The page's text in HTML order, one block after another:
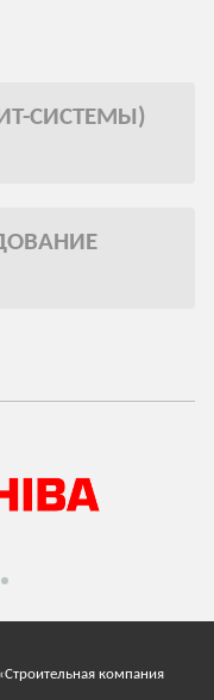
СИСТЕМЫ)
компания